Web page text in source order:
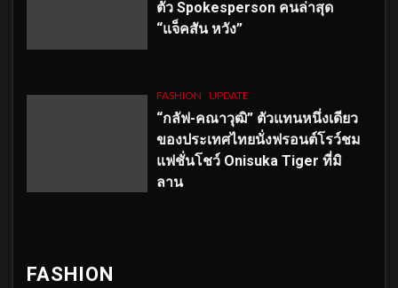
ตัว Spokesperson คนล่าสุด
“แจ็คสัน หวัง”
FASHION UPDATE
“กลัฟ-คณาวุฒิ” ตัวแทนหนึ่งเดียว
ของประเทศไทยนั่งฟรอนต์โรว์ชม
แฟชั่นโชว์ Onisuka Tiger ที่มิ
ลาน
FASHION